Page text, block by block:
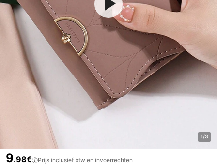
1/3
9.98€ Prijs inclusief btw en invoerrechten